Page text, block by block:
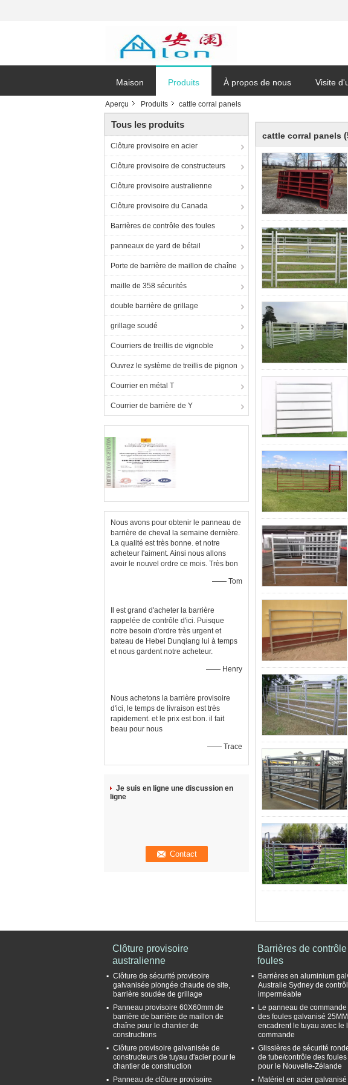
Maison Produits À propos de nous Visite
Aperçu Produits cattle corral panels
Tous les produits
Clôture provisoire en acier
Clôture provisoire de constructeurs
Clôture provisoire australienne
Clôture provisoire du Canada
Barrières de contrôle des foules
panneaux de yard de bétail
Porte de barrière de maillon de chaîne
maille de 358 sécurités
double barrière de grillage
grillage soudé
Courriers de treillis de vignoble
Ouvrez le système de treillis de pignon
Courrier en métal T
Courrier de barrière de Y
Nous avons pour obtenir le panneau de
barrière de cheval la semaine dernière.
La qualité est très bonne. et notre
acheteur l'aiment. Ainsi nous allons
avoir le nouvel ordre ce mois. Très bon
—— Tom
Il est grand d'acheter la barrière
rappelée de contrôle d'ici. Puisque
notre besoin d'ordre très urgent et
bateau de Hebei Dunqiang lui à temps
et nous gardent notre acheteur.
—— Henry
Nous achetons la barrière provisoire
d'ici, le temps de livraison est très
rapidement. et le prix est bon. il fait
beau pour nous
—— Trace
Je suis en ligne une discussion en
ligne
cattle corral panels
Clôture provisoire
australienne
Clôture de sécurité provisoire
galvanisée plongée chaude de site,
barrière soudée de grillage
Panneau provisoire 60X60mm de
barrière de barrière de maillon de
chaîne pour le chantier de
constructions
Clôture provisoire galvanisée de
constructeurs de tuyau d'acier pour le
chantier de construction
Panneau de clôture provisoire
Barrières de
foules
Barrières en aluminium
Australie Sydney de
imperméable
Le panneau de
des foules galvanisé
encadrent le tuyau avec le
commande
Glissières de sécurité
de tube/contrôle des
pour le Nouvelle-Zélande
Matériel en acier galvanisé